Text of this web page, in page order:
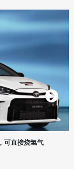
元帅府。后来，
指挥使司，其下
等机构。各级
各级官员之任
诰等。
接烧氢气